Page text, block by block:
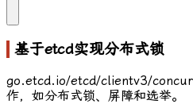
基于etcd实现分布式锁
go.etcd.io/etcd/clientv3/
作，如分布式锁、屏障和选举。